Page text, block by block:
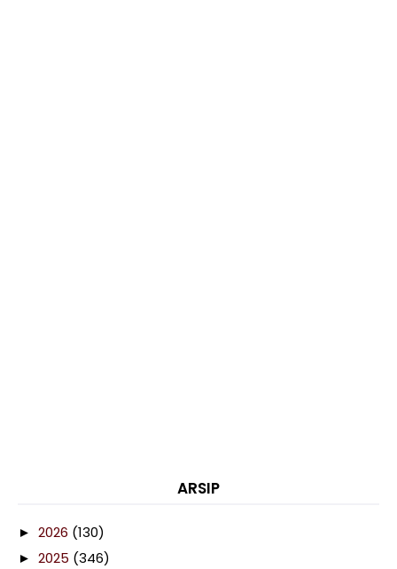
ARSIP
► 2026 (130)
► 2025 (346)